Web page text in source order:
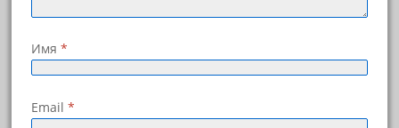
Имя *
Email *